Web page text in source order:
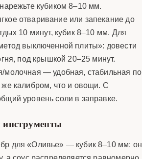
кубиком 8–10 мм.
отваривание или запекание до
10 минут, кубик 8–10 мм. Для
выключенной плиты»: довести
под крышкой 20–25 минут.
молочная — удобная, стабильная по
калибром, что и овощи. С
уровень соли в заправке.
инструменты
для «Оливье» — кубик 8–10 мм: он